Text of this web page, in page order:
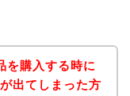
を購入する時に
出てしまった方